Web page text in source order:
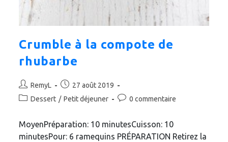
Crumble à la compote de
rhubarbe
Auteur/autrice
de
RemyL
Publication
publiée :
27 août 2019
PostDessert / Petit déjeuner
Commentaires
publication :
0 commentaire
MoyenPréparation: 10 minutesCuisson: 10
minutesPour: 6 ramequins PRÉPARATION Retirez la